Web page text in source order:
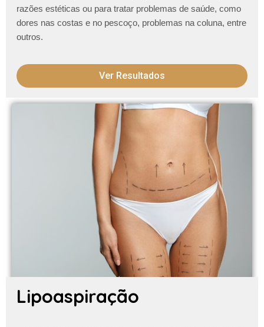
razões estéticas ou para tratar problemas de saúde, como
dores nas costas e no pescoço, problemas na coluna, entre
outros.
Ver Resultados
Lipoaspiração